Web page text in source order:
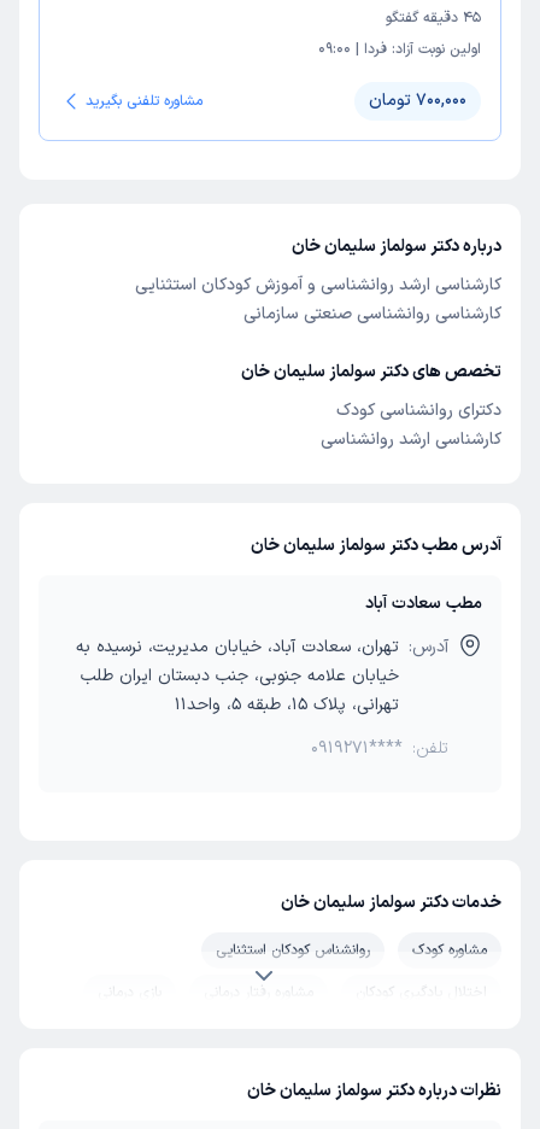
45 دقیقه گفتگو
اولین نوبت آزاد: فردا |
09:00
700,000 تومان مشاوره تلفنی بگیرید
درباره دکتر سولماز سلیمان خان
کارشناسی ارشد روانشناسی و آموزش کودکان استثنایی
کارشناسی روانشناسی صنعتی سازمانی
تخصص های دکتر سولماز سلیمان خان
دکترای روانشناسی کودک
کارشناسی ارشد روانشناسی
آدرس مطب دکتر سولماز سلیمان خان
مطب سعادت آباد
آدرس: تهران، سعادت آباد، خیابان مدیریت، نرسیده به
خیابان علامه جنوبی، جنب دبستان ایران طلب
تهرانی، پلاک 15، طبقه 5، واحد11
تلفن: 0919271****
خدمات دکتر سولماز سلیمان خان
مشاوره کودک
روانشناس کودکان استثنایی
اختلال یادگیری کودکان
مشاوره رفتار درمانی بازی درمانی
نظرات درباره دکتر سولماز سلیمان خان